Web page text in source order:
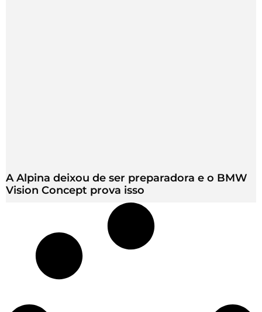
A Alpina deixou de ser preparadora e o BMW
Vision Concept prova isso